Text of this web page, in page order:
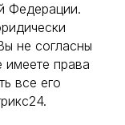
Федерации.
не согласны
имеете права
все его